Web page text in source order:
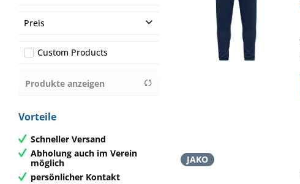
JAKO
Preis
Custom Products
Produkte anzeigen
Vorteile
Schneller Versand
Abholung auch im Verein
möglich
persönlicher Kontakt
JAKO